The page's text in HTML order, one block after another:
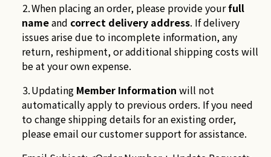
⒉When placing an order, please provide yourfull
nameand correct delivery address. If delivery
issues arise due to incomplete information, any
return, reshipment, or additional shipping costs will
be at your own expense.
⒊Updating Member Information will not
automatically apply to previous orders. If you need
to change shipping details for an existing order,
please email our customer support for assistance.